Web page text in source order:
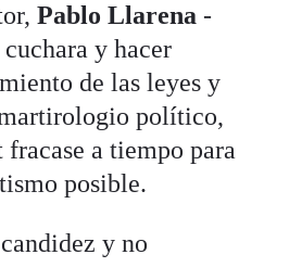
Pablo Llarena -
y hacer
de las leyes y
político,
a tiempo para
posible.
y no